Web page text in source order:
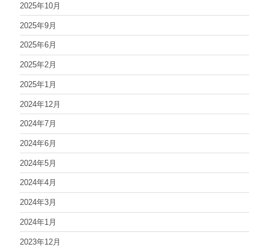
2025年10月
2025年9月
2025年6月
2025年2月
2025年1月
2024年12月
2024年7月
2024年6月
2024年5月
2024年4月
2024年3月
2024年1月
2023年12月